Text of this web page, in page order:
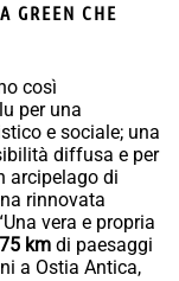
GREEN CHE
così
per una
e sociale; una
diffusa e per
arcipelago di
rinnovata
vera e propria
75 km di paesaggi
a Ostia Antica,